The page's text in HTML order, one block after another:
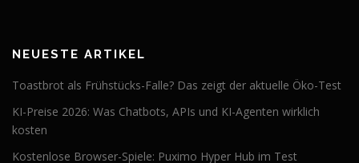
NEUESTE ARTIKEL
Toastbrot als Frühstücks-Falle? Das zeigt der aktuelle Öko-Test
KI-Preise 2026: Was Chatbots, APIs und KI-Agenten wirklich
kosten
Kostenlose Browser-Spiele: Puximo Hyper Hub im Test